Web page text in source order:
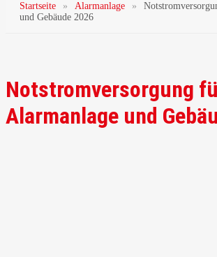
Startseite » Alarmanlage »
und Gebäude 2026
Notstromversorgung
Alarmanlage und